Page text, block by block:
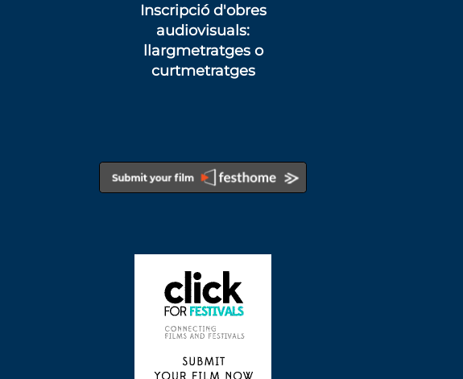
Inscripció d'obres
audiovisuals:
llargmetratgeso
curtmetratges